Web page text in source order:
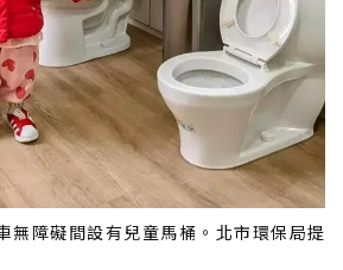
無障礙間設有兒童馬桶。北市環保局提